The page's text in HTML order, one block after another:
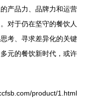
产品力、品牌力和运营
对于仍在坚守的餐饮人
考、寻求差异化的关键
元的餐饮新时代，或许
product/1.html